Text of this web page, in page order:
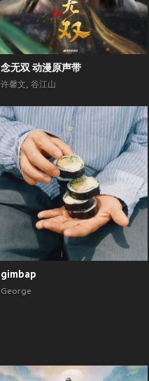
念无双 动漫原声带
许馨文, 谷江山
gimbap
George